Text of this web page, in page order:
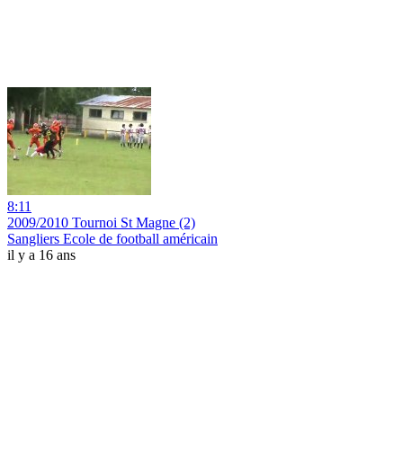
8:11
2009/2010 Tournoi St Magne (2)
Sangliers Ecole de football américain
il y a 16 ans